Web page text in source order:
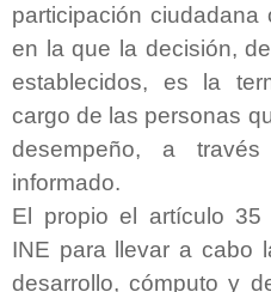
participación
en la que la decisión,
establecidos, es la
cargo de las personas
desempeño, a
informado.
El propio el artículo 35
INE para llevar a cabo
desarrollo, cómputo y